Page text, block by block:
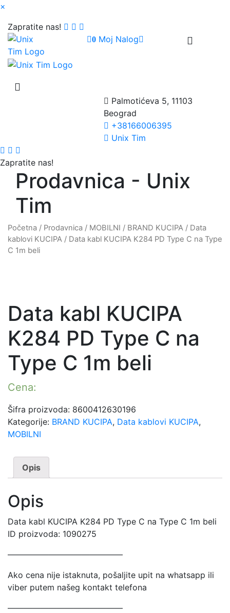
×
Zapratite nas!
0 Moj Nalog
Palmotićeva 5, 11103
Beograd
+38166006395
Unix Tim
Zapratite nas!
Prodavnica - Unix
Tim
Početna / Prodavnica / MOBILNI / BRAND KUCIPA / Data
kablovi KUCIPA / Data kabl KUCIPA K284 PD Type C na Type
C 1m beli
Data kabl KUCIPA
K284 PD Type C na
Type C 1m beli
Cena:
Šifra proizvoda: 8600412630196
Kategorije: BRAND KUCIPA, Data kablovi KUCIPA,
MOBILNI
Opis
Opis
Data kabl KUCIPA K284 PD Type C na Type C 1m beli
ID proizvoda: 1090275
——————————————
Ako cena nije istaknuta, pošaljite upit na whatsapp ili
viber putem našeg kontakt telefona
——————————————